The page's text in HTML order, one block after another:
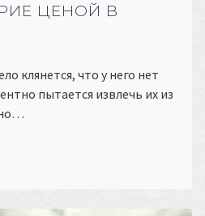
ЦЕНОЙ В
клянется, что у него нет
пытается извлечь их из